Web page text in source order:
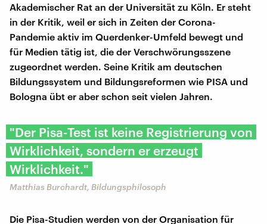
Akademischer Rat an der Universität zu Köln. Er steht
in der Kritik, weil er sich in Zeiten der Corona-
Pandemie aktiv im Querdenker-Umfeld bewegt und
für Medien tätig ist, die der Verschwörungsszene
zugeordnet werden. Seine Kritik am deutschen
Bildungssystem und Bildungsreformen wie PISA und
Bologna übt er aber schon seit vielen Jahren.
"Der Pisa-Test ist keine Registrierung von
Wirklichkeit, sondern er erzeugt
Wirklichkeit."
Matthias Burchardt, Bildungsphilosoph
Die Pisa-Studien werden von der Organisation für